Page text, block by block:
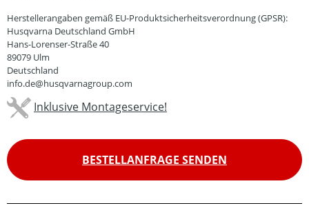
Herstellerangaben gemäß EU-Produktsicherheitsverordnung (GPSR):
Husqvarna Deutschland GmbH
Hans-Lorenser-Straße 40
89079 Ulm
Deutschland
info.de@husqvarnagroup.com
Inklusive Montageservice!
BESTELLANFRAGE SENDEN